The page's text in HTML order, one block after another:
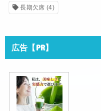
長期欠席 (4)
広告【PR】